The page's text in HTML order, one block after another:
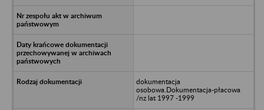
dokumentacja
osobowa.Dokumentacja-płacowa
/nz lat 1997 -1999